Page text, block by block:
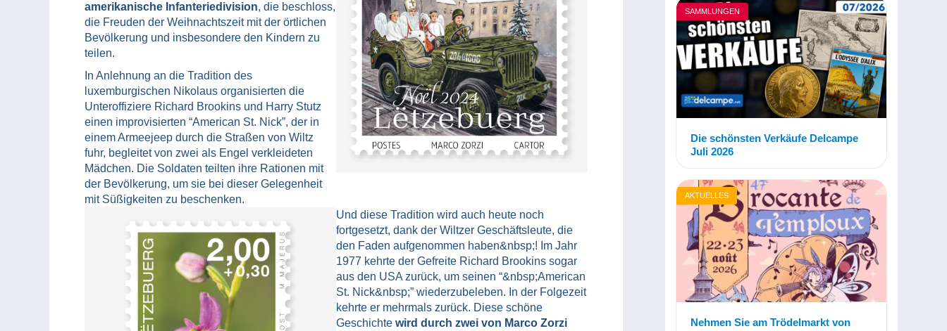
amerikanische Infanteriedivision, die beschloss,
die Freuden der Weihnachtszeit mit der örtlichen
Bevölkerung und insbesondere den Kindern zu
teilen.
In Anlehnung an die Tradition des
luxemburgischen Nikolaus organisierten die
Unteroffiziere Richard Brookins und Harry Stutz
einen improvisierten “American St. Nick”, der in
einem Armeejeep durch die Straßen von Wiltz
fuhr, begleitet von zwei als Engel verkleideten
Mädchen. Die Soldaten teilten ihre Rationen mit
der Bevölkerung, um sie bei dieser Gelegenheit
mit Süßigkeiten zu beschenken.
Und diese Tradition wird auch heute noch
fortgesetzt, dank der Wiltzer Geschäftsleute, die
den Faden aufgenommen haben&nbsp;! Im Jahr
1977 kehrte der Gefreite Richard Brookins sogar
aus den USA zurück, um seinen “&nbsp;American
St. Nick&nbsp;” wiederzubeleben. In der Folgezeit
kehrte er mehrmals zurück. Diese schöne
Geschichte wird durch zwei von Marco Zorzi
SAMMLUNGEN
Die schönsten Verkäufe Delcampe
Juli 2026
AKTUELLES
Nehmen Sie am Trödelmarkt von